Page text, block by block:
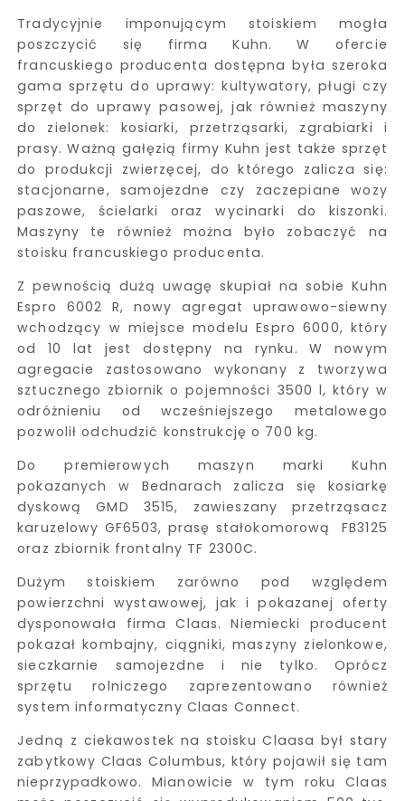
Tradycyjnie imponującym stoiskiem mogła
poszczycić się firma Kuhn. W ofercie
francuskiego producenta dostępna była szeroka
gama sprzętu do uprawy: kultywatory, pługi czy
sprzęt do uprawy pasowej, jak również maszyny
do zielonek: kosiarki, przetrząsarki, zgrabiarki i
prasy. Ważną gałęzią firmy Kuhn jest także sprzęt
do produkcji zwierzęcej, do którego zalicza się:
stacjonarne, samojezdne czy zaczepiane wozy
paszowe, ścielarki oraz wycinarki do kiszonki.
Maszyny te również można było zobaczyć na
stoisku francuskiego producenta.
Z pewnością dużą uwagę skupiał na sobie Kuhn
Espro 6002 R, nowy agregat uprawowo-siewny
wchodzący w miejsce modelu Espro 6000, który
od 10 lat jest dostępny na rynku. W nowym
agregacie zastosowano wykonany z tworzywa
sztucznego zbiornik o pojemności 3500 l, który w
odróżnieniu od wcześniejszego metalowego
pozwolił odchudzić konstrukcję o 700 kg.
Do premierowych maszyn marki Kuhn
pokazanych w Bednarach zalicza się kosiarkę
dyskową GMD 3515, zawieszany przetrząsacz
karuzelowy GF6503, prasę stałokomorową FB3125
oraz zbiornik frontalny TF 2300C.
Dużym stoiskiem zarówno pod względem
powierzchni wystawowej, jak i pokazanej oferty
dysponowała firma Claas. Niemiecki producent
pokazał kombajny, ciągniki, maszyny zielonkowe,
sieczkarnie samojezdne i nie tylko. Oprócz
sprzętu rolniczego zaprezentowano również
system informatyczny Claas Connect.
Jedną z ciekawostek na stoisku Claasa był stary
zabytkowy Claas Columbus, który pojawił się tam
nieprzypadkowo. Mianowicie w tym roku Claas